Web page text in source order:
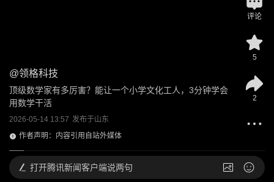
@领格科技
顶级数学家有多厉害？能让一个小学文化工人，3分钟学会
用数学干活
2026-05-14 13:57 发布于山东
作者声明：内容引用自站外媒体
评论
5
2
打开腾讯新闻客户端说两句